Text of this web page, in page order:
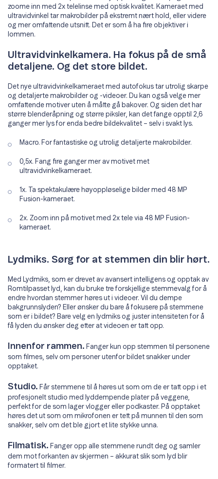
zoome inn med 2x telelinse med optisk kvalitet. Kameraet med
ultravidvinkel tar makrobilder på ekstremt nært hold, eller videre
og mer omfattende utsnitt. Det er som å ha fire objektiver i
lommen.
Ultravidvinkelkamera. Ha fokus på de små
detaljene. Og det store bildet.
Det nye ultravidvinkelkameraet med autofokus tar utrolig skarpe
og detaljerte makrobilder og -videoer. Du kan også velge mer
omfattende motiver uten å måtte gå bakover. Og siden det har
større blenderåpning og større piksler, kan det fange opptil 2,6
ganger mer lys for enda bedre bildekvalitet – selv i svakt lys.
Macro. For fantastiske og utrolig detaljerte makrobilder.
0,5x. Fang fire ganger mer av motivet met
ultravidvinkelkameraet.
1x. Ta spektakulære høyoppløselige bilder med 48 MP
Fusion-kameraet.
2x. Zoom inn på motivet med 2x tele via 48 MP Fusion-
kameraet.
Lydmiks. Sørg for at stemmen din blir hørt.
Med Lydmiks, som er drevet av avansert intelligens og opptak av
Romtilpasset lyd, kan du bruke tre forskjellige stemmevalg for å
endre hvordan stemmer høres ut i videoer. Vil du dempe
bakgrunnslyden? Eller ønsker du bare å fokusere på stemmene
som er i bildet? Bare velg en lydmiks og juster intensiteten for å
få lyden du ønsker deg etter at videoen er tatt opp.
Innenfor rammen. Fanger kun opp stemmen til personene
som filmes, selv om personer utenfor bildet snakker under
opptaket.
Studio. Får stemmene til å høres ut som om de er tatt opp i et
profesjonelt studio med lyddempende plater på veggene,
perfekt for de som lager vlogger eller podkaster. På opptaket
høres det ut som om mikrofonen er tett på munnen til den som
snakker, selv om det ble gjort et lite stykke unna.
Filmatisk. Fanger opp alle stemmene rundt deg og samler
dem mot forkanten av skjermen – akkurat slik som lyd blir
formatert til filmer.